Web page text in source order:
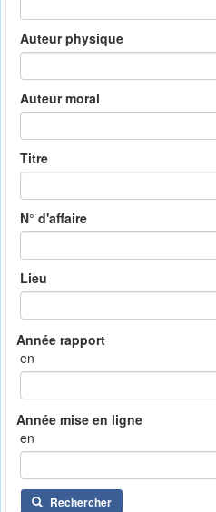
Auteur physique
Auteur moral
Titre
N° d'affaire
Lieu
en
en
Rechercher